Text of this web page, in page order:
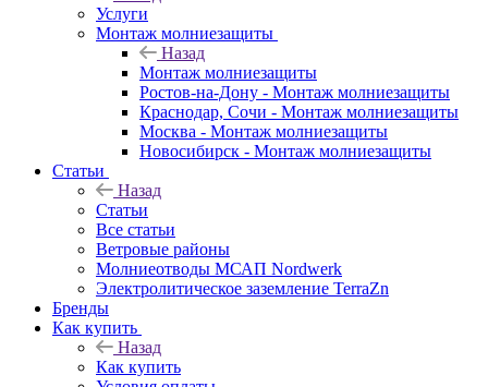
Услуги
Монтаж молниезащиты
Назад
Монтаж молниезащиты
Ростов-на-Дону - Монтаж молниезащиты
Краснодар, Сочи - Монтаж молниезащиты
Москва - Монтаж молниезащиты
Новосибирск - Монтаж молниезащиты
Статьи
Назад
Статьи
Все статьи
Ветровые районы
Молниеотводы МСАП Nordwerk
Электролитическое заземление TerraZn
Бренды
Как купить
Назад
Как купить